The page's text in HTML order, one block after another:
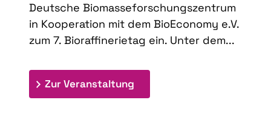
Deutsche Biomasseforschungszentrum
in Kooperation mit dem BioEconomy e.V.
zum 7. Bioraffinerietag ein. Unter dem...
Zur Veranstaltung